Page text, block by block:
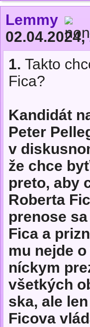
Lemmy
02.04.2024,
1. Takto
Fica?
Kandidát
Peter
v
že chce
preto, aby
Roberta
prenose
Fica a
mu nejde
níckym
všetkých
ska, ale
Ficova